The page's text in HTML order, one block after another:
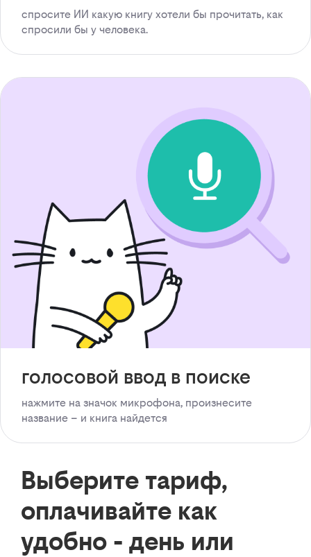
спросите ИИ какую книгу хотели бы прочитать, как
спросили бы у человека.
голосовой ввод в поиске
нажмите на значок микрофона, произнесите
название – и книга найдется
Выберите тариф,
оплачивайте как
удобно - день или